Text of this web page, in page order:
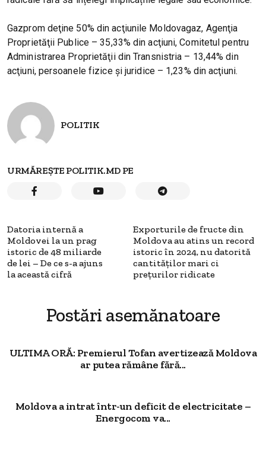
Gazprom deţine 50% din acţiunile Moldovagaz, Agenţia
Proprietăţii Publice – 35,33% din acţiuni, Comitetul pentru
Administrarea Proprietăţii din Transnistria – 13,44% din
acţiuni, persoanele fizice şi juridice – 1,23% din acţiuni.
POLITIK
URMĂREȘTE POLITIK.MD PE
Datoria internă a
Moldovei la un prag
istoric de 48 miliarde
de lei – De ce s-a ajuns
la această cifră
Exporturile de fructe din
Moldova au atins un record
istoric în 2024, nu datorită
cantităților mari ci
prețurilor ridicate
Postări asemănatoare
ULTIMA ORĂ: Premierul Tofan avertizează Moldova
ar putea rămâne fără...
Moldova a intrat într-un deficit de electricitate –
Energocom va...